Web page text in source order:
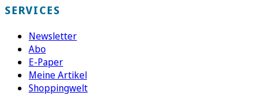
SERVICES
Newsletter
Abo
E-Paper
Meine Artikel
Shoppingwelt